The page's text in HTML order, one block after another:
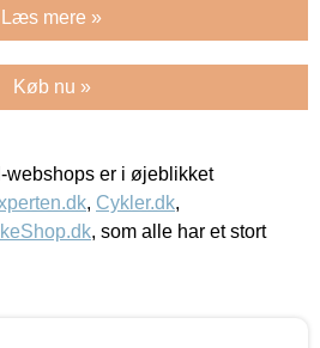
Læs mere »
Køb nu »
er i øjeblikket
, Cykler.dk,
, som alle har et stort